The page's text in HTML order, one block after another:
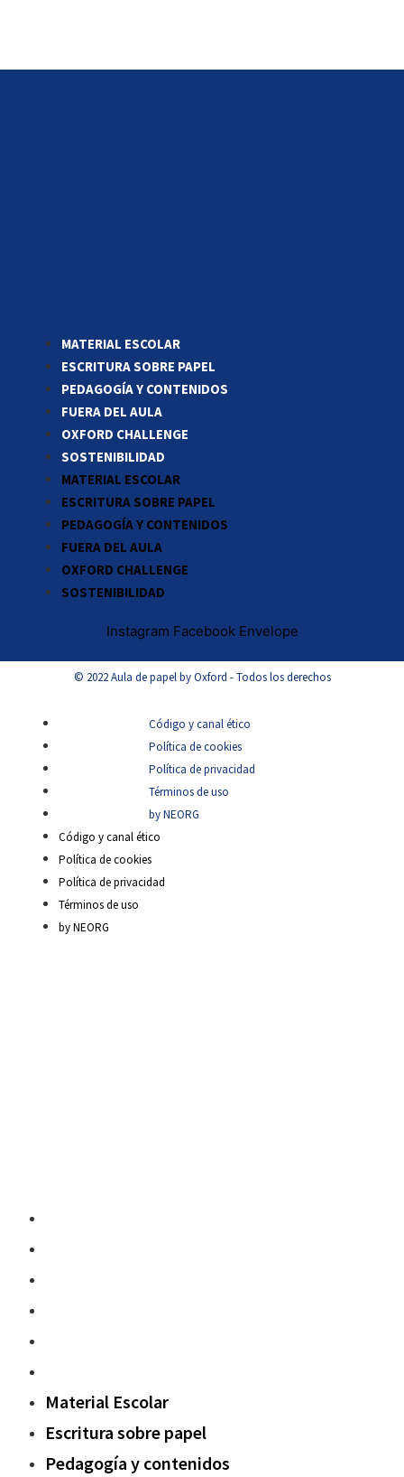
MATERIAL ESCOLAR
ESCRITURA SOBRE PAPEL
PEDAGOGÍA Y CONTENIDOS
FUERA DEL AULA
OXFORD CHALLENGE
SOSTENIBILIDAD
MATERIAL ESCOLAR
ESCRITURA SOBRE PAPEL
PEDAGOGÍA Y CONTENIDOS
FUERA DEL AULA
OXFORD CHALLENGE
SOSTENIBILIDAD
Instagram Facebook Envelope
© 2022 Aula de papel by Oxford - Todos los derechos
Código y canal ético
Política de cookies
Política de privacidad
Términos de uso
by NEORG
Código y canal ético
Política de cookies
Política de privacidad
Términos de uso
by NEORG
Material Escolar
Escritura sobre papel
Pedagogía y contenidos